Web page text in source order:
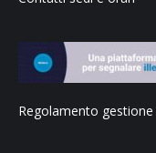
Regolamento